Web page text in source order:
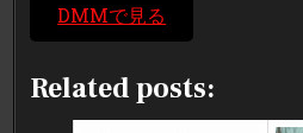
DMMで見る
Related posts: